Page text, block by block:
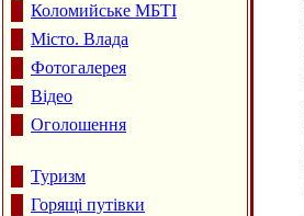
Коломийське МБТІ
Місто. Влада
Фотогалерея
Відео
Оголошення
Туризм
Горящі путівки